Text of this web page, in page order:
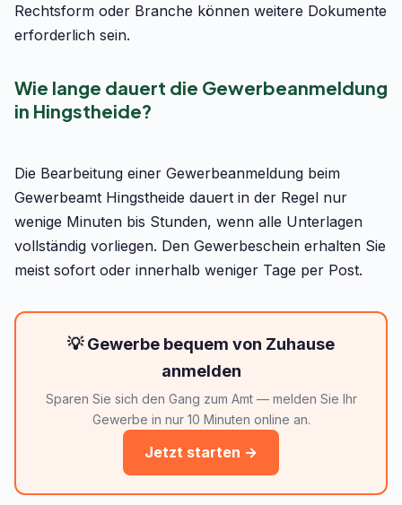
Rechtsform oder Branche können weitere Dokumente
erforderlich sein.
Wie lange dauert die Gewerbeanmeldung
in Hingstheide?
Die Bearbeitung einer Gewerbeanmeldung beim
Gewerbeamt Hingstheide dauert in der Regel nur
wenige Minuten bis Stunden, wenn alle Unterlagen
vollständig vorliegen. Den Gewerbeschein erhalten Sie
meist sofort oder innerhalb weniger Tage per Post.
💡 Gewerbe bequem von Zuhause
anmelden
Sparen Sie sich den Gang zum Amt — melden Sie Ihr
Gewerbe in nur 10 Minuten online an.
Jetzt starten →